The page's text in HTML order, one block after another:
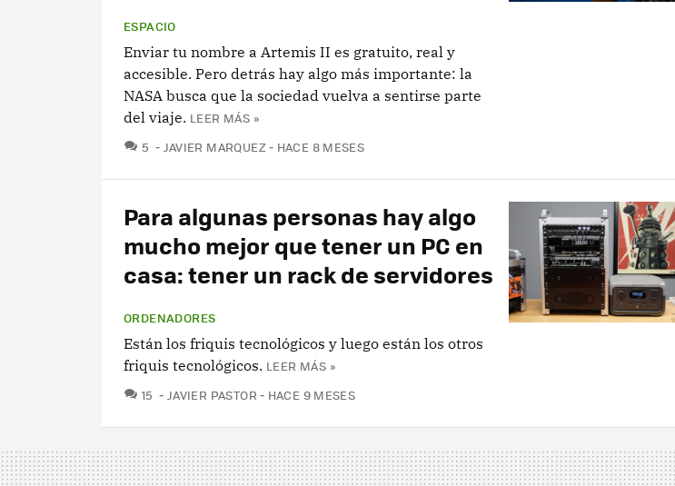
ESPACIO
Enviar tu nombre a Artemis II es gratuito, real y
accesible. Pero detrás hay algo más importante: la
NASA busca que la sociedad vuelva a sentirse parte
del viaje. LEER MÁS »
5 COMENTARIOS
JAVIER MARQUEZ HACE 8 MESES
Para algunas personas hay algo
mucho mejor que tener un PC en
casa: tener un rack de servidores
ORDENADORES
Están los friquis tecnológicos y luego están los otros
friquis tecnológicos. LEER MÁS »
15 COMENTARIOS
JAVIER PASTOR HACE 9 MESES